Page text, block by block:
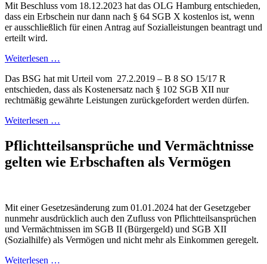
Mit Beschluss vom 18.12.2023 hat das OLG Hamburg entschieden,
dass ein Erbschein nur dann nach § 64 SGB X kostenlos ist, wenn
er ausschließlich für einen Antrag auf Sozialleistungen beantragt und
erteilt wird.
Weiterlesen …
Das BSG hat mit Urteil vom 27.2.2019 – B 8 SO 15/17 R
entschieden, dass als Kostenersatz nach § 102 SGB XII nur
rechtmäßig gewährte Leistungen zurückgefordert werden dürfen.
Weiterlesen …
Pflichtteilsansprüche und Vermächtnisse
gelten wie Erbschaften als Vermögen
Mit einer Gesetzesänderung zum 01.01.2024 hat der Gesetzgeber
nunmehr ausdrücklich auch den Zufluss von Pflichtteilsansprüchen
und Vermächtnissen im SGB II (Bürgergeld) und SGB XII
(Sozialhilfe) als Vermögen und nicht mehr als Einkommen geregelt.
Weiterlesen …